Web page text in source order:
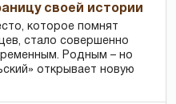
своей истории
которое помнят
стало совершенно
Родным – но
открывает новую